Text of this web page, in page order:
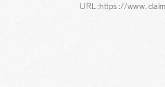
URL:https://